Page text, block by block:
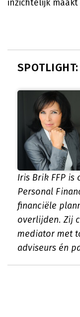
inzichtelijk
Iris Brik FFP is
Personal
financiële
overlijden. Zij
mediator met
adviseurs én